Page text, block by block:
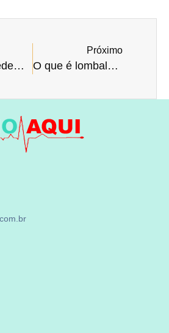
O que é lipedema?
Próximo
O que é lombalgia?